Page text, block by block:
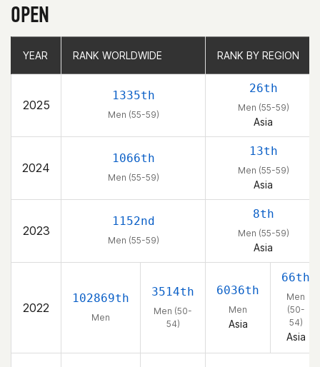
OPEN
YEAR RANK WORLDWIDE RANK BY REGION
2025
1335th
Men (55-59)
26th
Men (55-59)
Asia
2024
1066th
Men (55-59)
13th
Men (55-59)
Asia
2023
1152nd
Men (55-59)
8th
Men (55-59)
Asia
2022
102869th
Men
3514th
Men (50-
54)
6036th
Men
Asia
66th
Men
(50-
54)
Asia
YEAR RANK WORLDWIDE RANK BY REGION